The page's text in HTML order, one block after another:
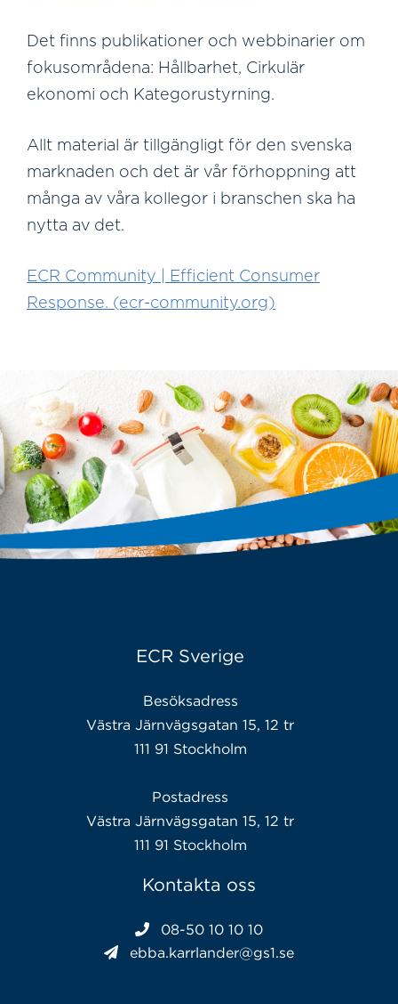
Det finns publikationer och webbinarier om
fokusområdena: Hållbarhet, Cirkulär
ekonomi och Kategorustyrning.
Allt material är tillgängligt för den svenska
marknaden och det är vår förhoppning att
många av våra kollegor i branschen ska ha
nytta av det.
ECR Community | Efficient Consumer
Response. (ecr-community.org)
ECR Sverige
Besöksadress
Västra Järnvägsgatan 15, 12 tr
111 91 Stockholm
Postadress
Västra Järnvägsgatan 15, 12 tr
111 91 Stockholm
Kontakta oss
08-50 10 10 10
ebba.karrlander@gs1.se